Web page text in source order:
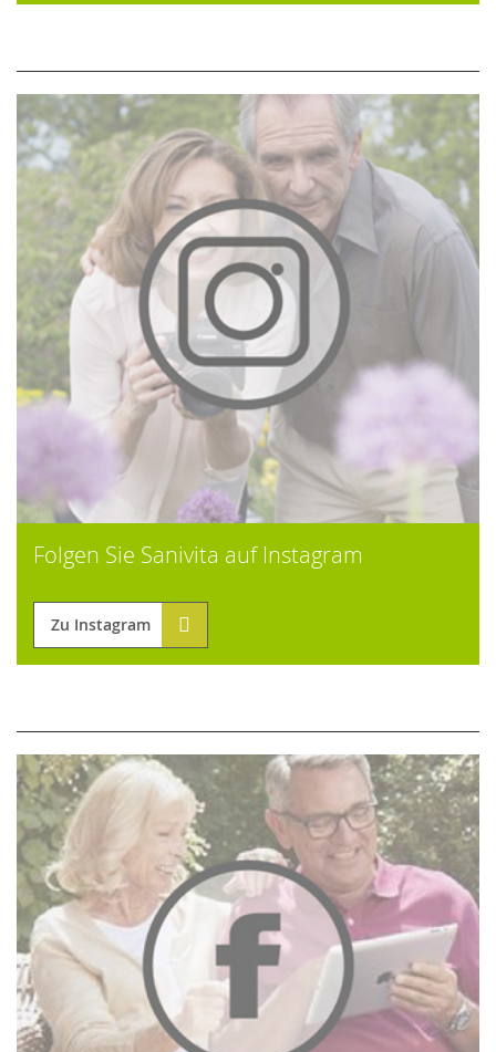
Folgen Sie Sanivita auf Instagram
Zu Instagram